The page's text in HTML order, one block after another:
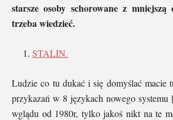
starsze osoby schorowane z
trzeba wiedzieć.
STALIN.
Ludzie co tu dukać i się domyślać macie
przykazań w 8 językach nowego
wglądu od 1980r, tylko jakoś nikt na te